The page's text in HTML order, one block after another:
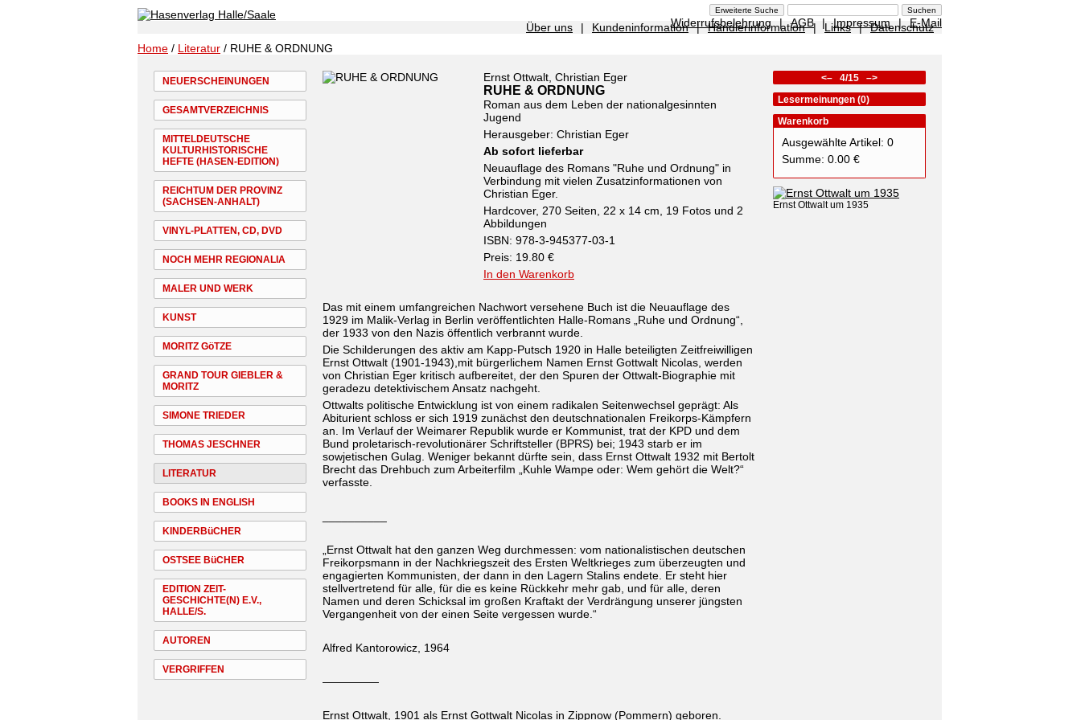
Widerrufsbelehrung | AGB | Impressum | E-Mail
Über uns | Kundeninformation | Händlerinformation | Links |
Datenschutz
Home / Literatur / RUHE & ORDNUNG
NEUERSCHEINUNGEN
GESAMTVERZEICHNIS
MITTELDEUTSCHE
KULTURHISTORISCHE
HEFTE (HASEN-EDITION)
REICHTUM DER PROVINZ
(SACHSEN-ANHALT)
VINYL-PLATTEN, CD, DVD
NOCH MEHR REGIONALIA
MALER UND WERK
KUNST
MORITZ GöTZE
GRAND TOUR GIEBLER &
MORITZ
SIMONE TRIEDER
THOMAS JESCHNER
LITERATUR
BOOKS IN ENGLISH
KINDERBüCHER
OSTSEE BüCHER
EDITION ZEIT-
GESCHICHTE(N) E.V.,
HALLE/S.
AUTOREN
VERGRIFFEN
Ernst Ottwalt, Christian Eger
RUHE & ORDNUNG
Roman aus dem Leben der nationalgesinnten
Jugend
Herausgeber: Christian Eger
Ab sofort lieferbar
Neuauflage des Romans "Ruhe und Ordnung" in
Verbindung mit vielen Zusatzinformationen von
Christian Eger.
Hardcover, 270 Seiten, 22 x 14 cm, 19 Fotos und 2
Abbildungen
ISBN: 978-3-945377-03-1
Preis: 19.80 €
In den Warenkorb
Das mit einem umfangreichen Nachwort versehene Buch ist die Neuauflage des
1929 im Malik-Verlag in Berlin veröffentlichten Halle-Romans „Ruhe und Ordnung“,
der 1933 von den Nazis öffentlich verbrannt wurde.
Die Schilderungen des aktiv am Kapp-Putsch 1920 in Halle beteiligten Zeitfreiwilligen
Ernst Ottwalt (1901-1943), mit bürgerlichem Namen Ernst Gottwalt Nicolas, werden
von Christian Eger kritisch aufbereitet, der den Spuren der Ottwalt-Biographie mit
geradezu detektivischem Ansatz nachgeht.
Ottwalts politische Entwicklung ist von einem radikalen Seitenwechsel geprägt: Als
Abiturient schloss er sich 1919 zunächst den deutschnationalen Freikorps-Kämpfern
an. Im Verlauf der Weimarer Republik wurde er Kommunist, trat der KPD und dem
Bund proletarisch-revolutionärer Schriftsteller (BPRS) bei; 1943 starb er im
sowjetischen Gulag. Weniger bekannt dürfte sein, dass Ernst Ottwalt 1932 mit Bertolt
Brecht das Drehbuch zum Arbeiterfilm „Kuhle Wampe oder: Wem gehört die Welt?“
verfasste.
„Ernst Ottwalt hat den ganzen Weg durchmessen: vom nationalistischen deutschen
Freikorpsmann in der Nachkriegszeit des Ersten Weltkrieges zum überzeugten und
engagierten Kommunisten, der dann in den Lagern Stalins endete. Er steht hier
stellvertretend für alle, für die es keine Rückkehr mehr gab, und für alle, deren
Namen und deren Schicksal im großen Kraftakt der Verdrängung unserer jüngsten
Vergangenheit von der einen Seite vergessen wurde.“
Alfred Kantorowicz, 1964
—————
Ernst Ottwalt, 1901 als Ernst Gottwalt Nicolas in Zippnow (Pommern) geboren.
<– 4/15 –>
Lesermeinungen (0)
Warenkorb
Ausgewählte Artikel: 0
Summe: 0.00 €
Ernst Ottwalt um 1935